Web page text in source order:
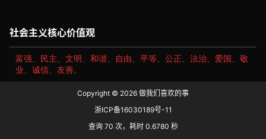
社会主义核心价值观
富强、民主、文明、和谐、自由、平等、公正、法治、爱国、敬
业、诚信、友善。
Copyright © 2026 做我们喜欢的事
浙ICP备16030189号-11
查询 70 次，耗时 0.6780 秒